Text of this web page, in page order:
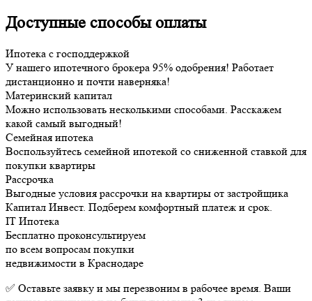
Доступные способы оплаты
Ипотека с господдержкой
У нашего ипотечного брокера 95% одобрения! Работает
дистанционно и почти наверняка!
Материнский капитал
Можно использовать несколькими способами. Расскажем
какой самый выгодный!
Семейная ипотека
Воспользуйтесь семейной ипотекой со сниженной ставкой для
покупки квартиры
Рассрочка
Выгодные условия рассрочки на квартиры от застройщика
Капитал Инвест. Подберем комфортный платеж и срок.
IT Ипотека
Бесплатно проконсультируем
по всем вопросам покупки
недвижимости в Краснодаре
✅ Оставьте заявку и мы перезвоним в рабочее время. Ваши